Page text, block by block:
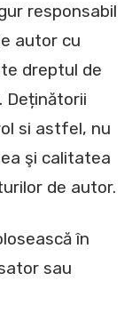
responsabil
autor cu
dreptul de
Deținătorii
si astfel, nu
şi calitatea
de autor.
în
sau